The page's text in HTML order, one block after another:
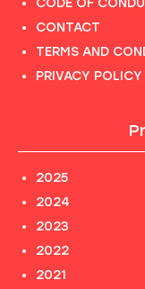
CODE OF
CONTACT
TERMS AND
PRIVACY
2025
2024
2023
2022
2021